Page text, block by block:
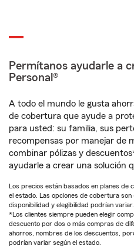
Permítanos ayudarle a
Personal®
A todo el mundo le gusta
de cobertura que ayude a
para usted: su familia, sus
recompensas por manejar de
combinar pólizas y
ayudarle a crear una solución
Los precios están basados en planes de
el estado. Las opciones de cobertura son
disponibilidad y elegibilidad podrían variar.
*Los clientes siempre pueden elegir
descuento por dos o más compras de
ahorros, nombres de los descuentos,
podrían variar según el estado.